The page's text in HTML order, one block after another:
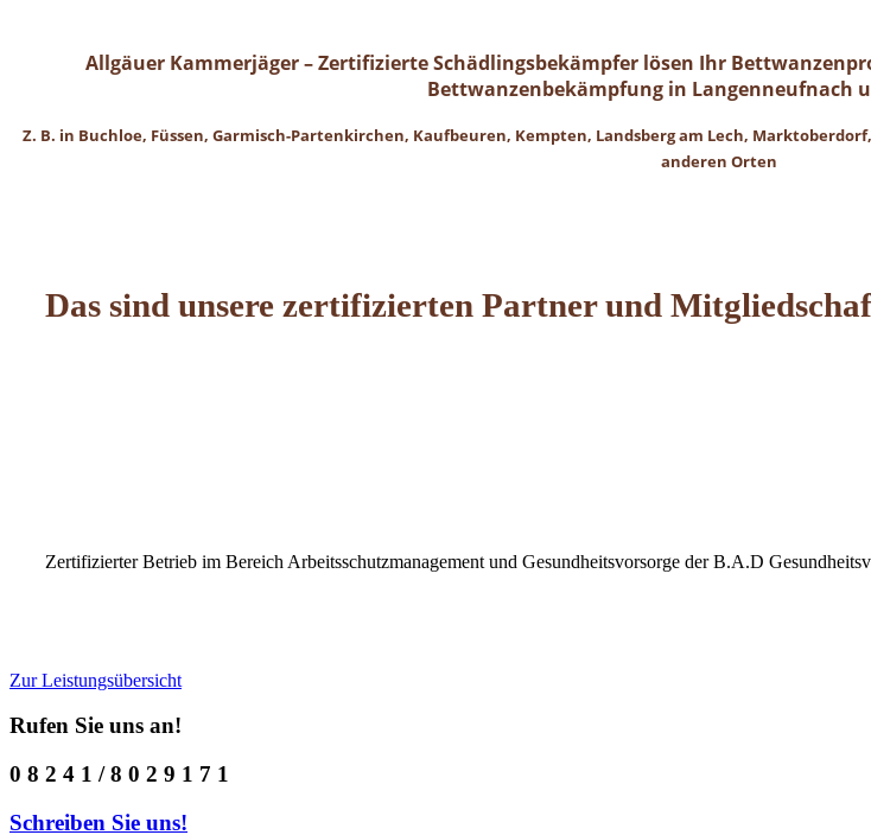
Allgäuer Kammerjäger – Zertifizierte Schädlingsbekämpfer lösen Ihr
Bettwanzenbekämpfung in Langenneufnach
Z. B. in Buchloe, Füssen, Garmisch-Partenkirchen, Kaufbeuren, Kempten, Landsberg am Lech,
anderen Orten
Das sind unsere zertifizierten Partner und
Zertifizierter Betrieb im Bereich Arbeitsschutzmanagement und Gesundheitsvorsorge der B.A.D
Zur Leistungsübersicht
Rufen Sie uns an!
0 8 2 4 1 / 8 0 2 9 1 7 1
Schreiben Sie uns!